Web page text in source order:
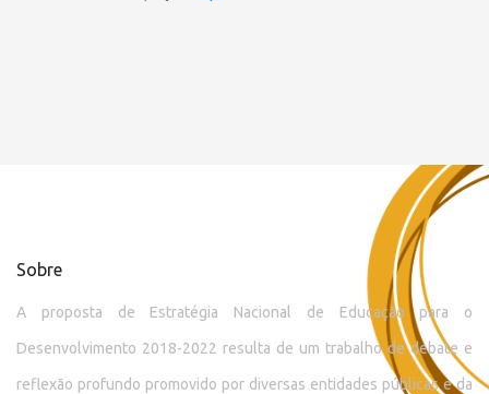
Sobre
A proposta de Estratégia Nacional de Educação para o
Desenvolvimento 2018-2022 resulta de um trabalho de debate e
reflexão profundo promovido por diversas entidades públicas e da